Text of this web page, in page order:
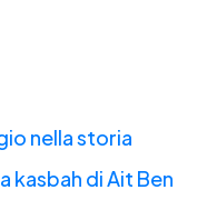
nella storia
kasbah di Ait Ben